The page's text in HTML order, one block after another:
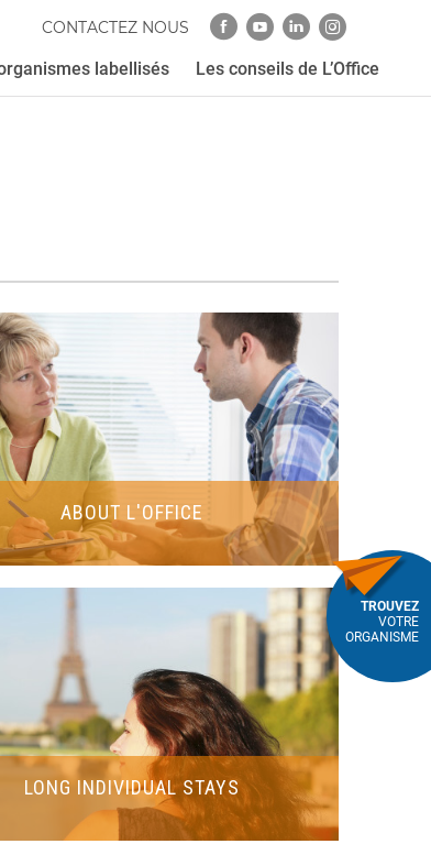
CONTACTEZ NOUS
labellisés Les conseils de L’Office
ABOUT L'OFFICE
LONG INDIVIDUAL STAYS
TROUVEZ
VOTRE
ORGANISME